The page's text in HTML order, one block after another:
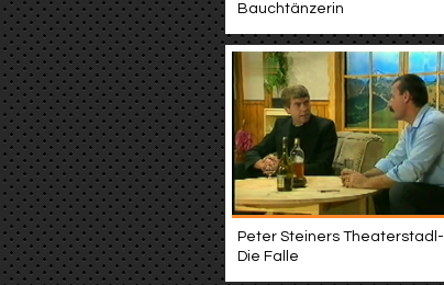
Bauchtänzerin
Peter Steiners Theaterstadl-
Die Falle